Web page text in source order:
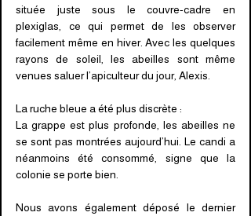
située juste sous le couvre-cadre en
plexiglas, ce qui permet de les observer
facilement même en hiver. Avec les quelques
rayons de soleil, les abeilles sont même
venues saluer l’apiculteur du jour, Alexis.
La ruche bleue a été plus discrète :
La grappe est plus profonde, les abeilles ne
se sont pas montrées aujourd’hui. Le candi a
néanmoins été consommé, signe que la
colonie se porte bien.
Nous avons également déposé le dernier